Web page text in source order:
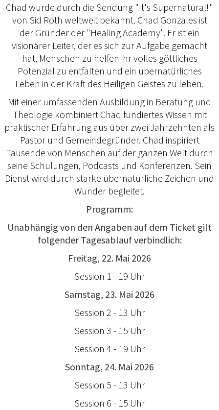
Chad wurde durch die Sendung "It's Supernatural!"
von Sid Roth weltweit bekannt. Chad Gonzales ist
der Gründer der "Healing Academy". Er ist ein
visionärer Leiter, der es sich zur Aufgabe gemacht
hat, Menschen zu helfen ihr volles göttliches
Potenzial zu entfalten und ein übernatürliches
Leben in der Kraft des Heiligen Geistes zu leben.
Mit einer umfassenden Ausbildung in Beratung und
Theologie kombiniert Chad fundiertes Wissen mit
praktischer Erfahrung aus über zwei Jahrzehnten als
Pastor und Gemeindegründer. Chad inspiriert
Tausende von Menschen auf der ganzen Welt durch
seine Schulungen, Podcasts und Konferenzen. Sein
Dienst wird durch starke übernatürliche Zeichen und
Wunder begleitet.
Programm:
Unabhängig von den Angaben auf dem Ticket gilt
folgender Tagesablauf verbindlich:
Freitag, 22. Mai 2026
Session 1 - 19 Uhr
Samstag, 23. Mai 2026
Session 2 - 13 Uhr
Session 3 - 15 Uhr
Session 4 - 19 Uhr
Sonntag, 24. Mai 2026
Session 5 - 13 Uhr
Session 6 - 15 Uhr